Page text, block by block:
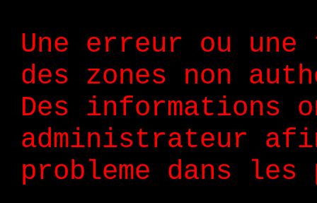
Une erreur ou
des zones non
Des informations
administrateur
probleme dans